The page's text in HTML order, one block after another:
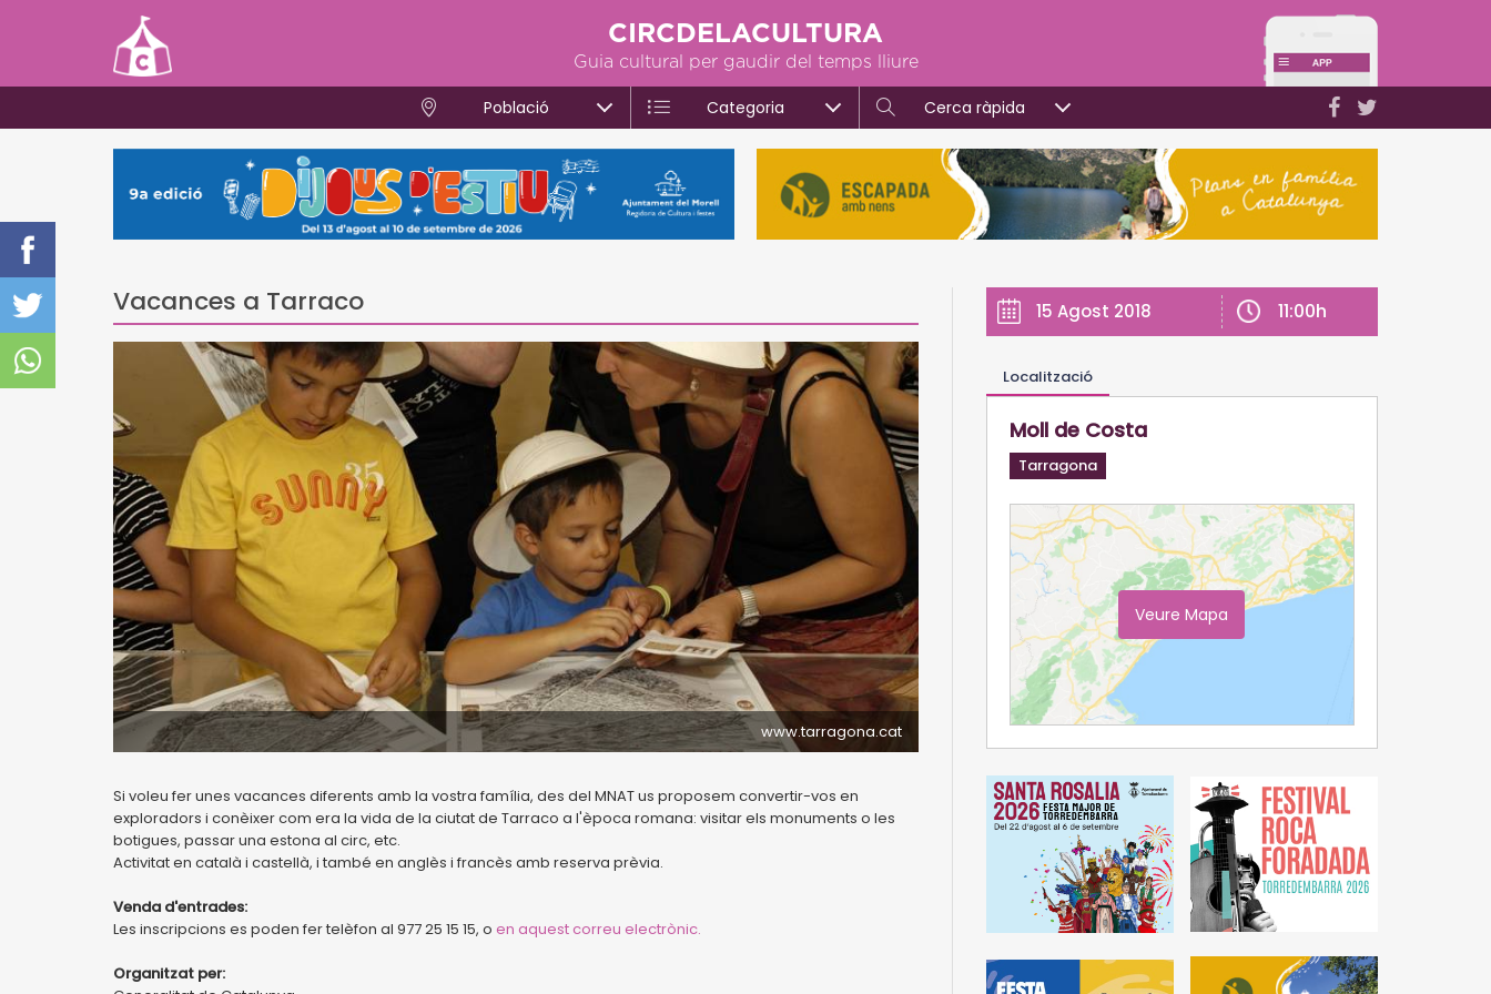
CIRCDELACULTURA
Guia cultural per gaudir del temps lliure
Població Categoria Cerca ràpida
Vacances a Tarraco
www.tarragona.cat
Si voleu fer unes vacances diferents amb la vostra família, des del MNAT us proposem convertir-vos en
exploradors i conèixer com era la vida de la ciutat de Tarraco a l'època romana: visitar els monuments o les
botigues, passar una estona al circ, etc.
Activitat en català i castellà, i també en anglès i francès amb reserva prèvia.
Venda d'entrades:
Les inscripcions es poden fer telèfon al 977 25 15 15, o en aquest correu electrònic.
Organitzat per:
15 Agost 2018 11:00h
Localització
Moll de Costa
Tarragona
Veure Mapa